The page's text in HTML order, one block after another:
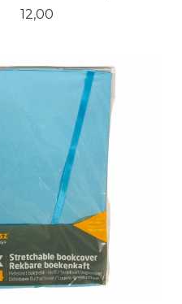
Pris
12,00